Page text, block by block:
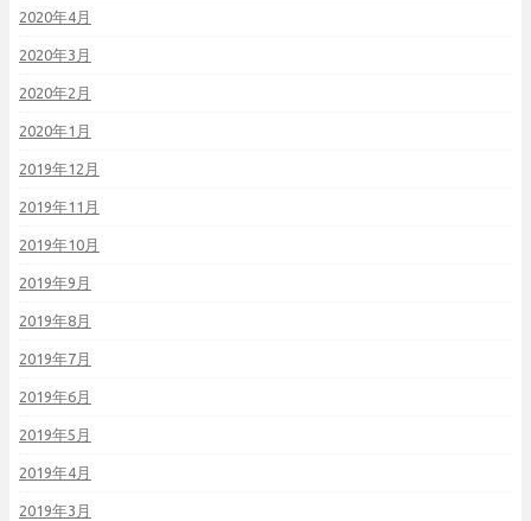
2020年4月
2020年3月
2020年2月
2020年1月
2019年12月
2019年11月
2019年10月
2019年9月
2019年8月
2019年7月
2019年6月
2019年5月
2019年4月
2019年3月